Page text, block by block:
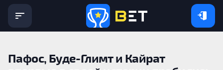
Пафос, Буде-Глимт и Кайрат